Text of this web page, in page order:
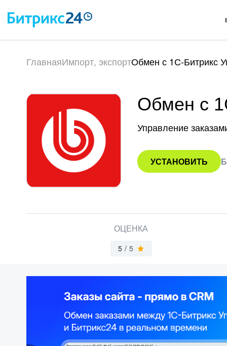
ГлавнаяИмпорт, экспортОбмен с 1С-Битрикс
Обмен с
Управление
УСТАНОВИТЬ
ОЦЕНКА
5 / 5